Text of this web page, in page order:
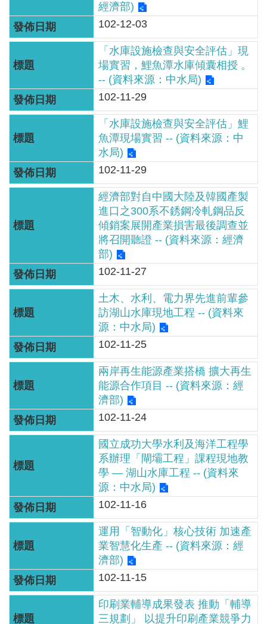
English
RSS
互
動
交
流
專
站
府
網
資
開
放
宣
告
隱
私
保
政
策
智
服
務
經濟部)
102-12-03
「水庫設施檢查與安全評估」現
場實習，鯉魚潭水庫傾囊相授 。
-- (資料來源：中水局)
102-11-29
「水庫設施檢查與安全評估」鯉
魚潭現場實習 -- (資料來源：中
水局)
102-11-29
經濟部對自中國大陸及韓國產製
進口之300系不銹鋼冷軋鋼品反
傾銷案展開產業損害最後調查並
將召開聽證 -- (資料來源：經濟
部)
102-11-27
土木、水利、電力界先進前輩參
訪湖山水庫現地工程 -- (資料來
源：中水局)
102-11-25
兩岸再生能源產業搭橋 擴大再生
能源合作項目 -- (資料來源：經
濟部)
102-11-24
國立成功大學水利及海洋工程學
系辦理「閘壩工程」課程現地教
學 — 湖山水庫工程 -- (資料來
源：中水局)
102-11-16
運用「智動化」核心技術 加速產
業智慧化生產 -- (資料來源：經
濟部)
102-11-15
印刷業輔導成果發表 推動「輔導
三規劃」 以提升印刷產業競爭力